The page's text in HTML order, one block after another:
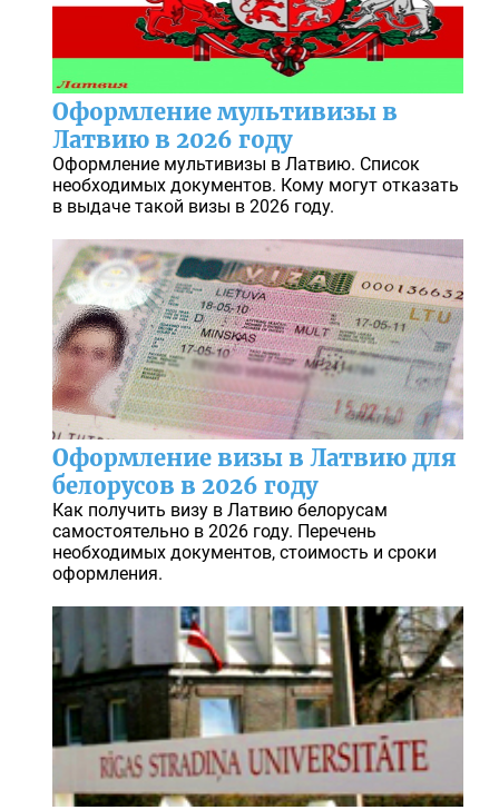
Оформление мультивизы в
Латвию в 2026 году
Оформление мультивизы в Латвию. Список
необходимых документов. Кому могут отказать
в выдаче такой визы в 2026 году.
Оформление визы в Латвию для
белорусов в 2026 году
Как получить визу в Латвию белорусам
самостоятельно в 2026 году. Перечень
необходимых документов, стоимость и сроки
оформления.